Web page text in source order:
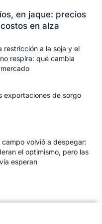
en jaque: precios
en alza
restricción a la soja y el
respira: qué cambia
exportaciones de sorgo
volvió a despegar:
el optimismo, pero las
esperan